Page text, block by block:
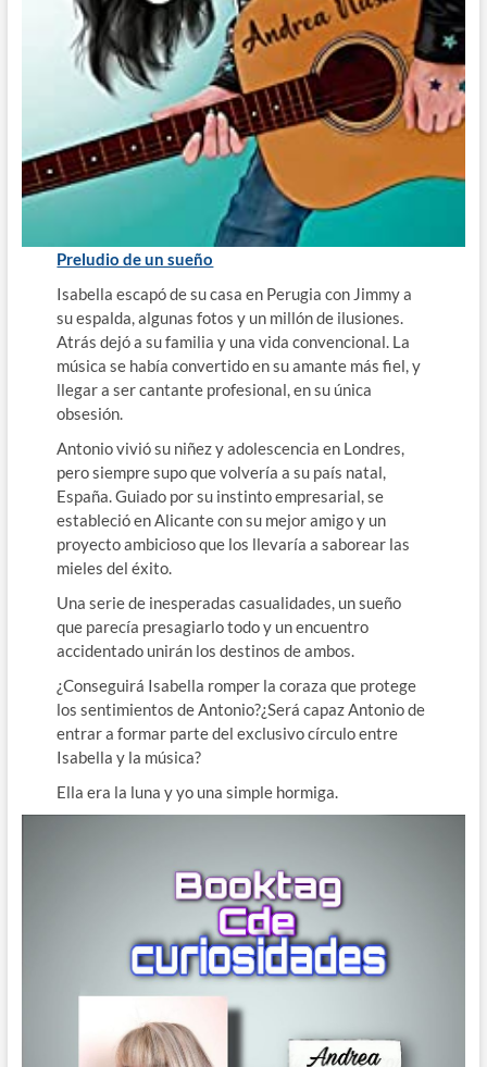
Preludio de un sueño
Isabella escapó de su casa en Perugia con Jimmy a
su espalda, algunas fotos y un millón de ilusiones.
Atrás dejó a su familia y una vida convencional. La
música se había convertido en su amante más fiel, y
llegar a ser cantante profesional, en su única
obsesión.
Antonio vivió su niñez y adolescencia en Londres,
pero siempre supo que volvería a su país natal,
España. Guiado por su instinto empresarial, se
estableció en Alicante con su mejor amigo y un
proyecto ambicioso que los llevaría a saborear las
mieles del éxito.
Una serie de inesperadas casualidades, un sueño
que parecía presagiarlo todo y un encuentro
accidentado unirán los destinos de ambos.
¿Conseguirá Isabella romper la coraza que protege
los sentimientos de Antonio?¿Será capaz Antonio de
entrar a formar parte del exclusivo círculo entre
Isabella y la música?
Ella era la luna y yo una simple hormiga.